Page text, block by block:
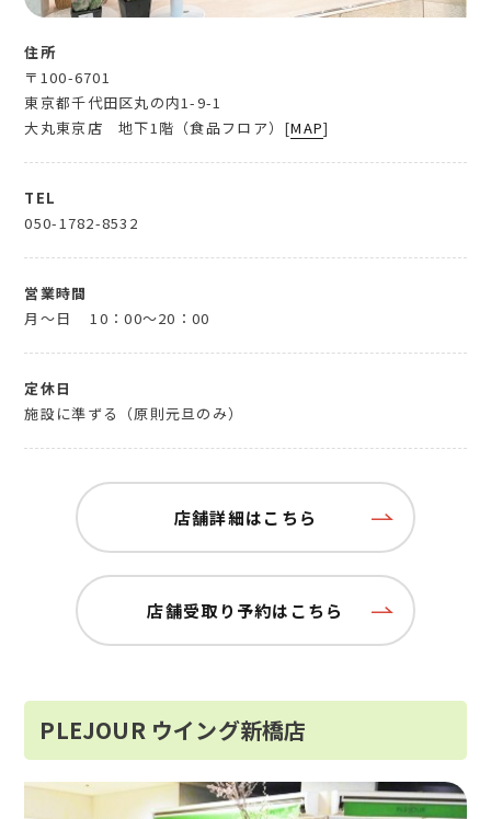
住所
〒100-6701
東京都千代田区丸の内1-9-1
大丸東京店 地下1階（食品フロア）[MAP]
TEL
050-1782-8532
営業時間
月～日
10：00～20：00
定休日
施設に準ずる（原則元旦のみ）
店舗詳細はこちら
店舗受取り予約はこちら
PLEJOUR ウイング新橋店